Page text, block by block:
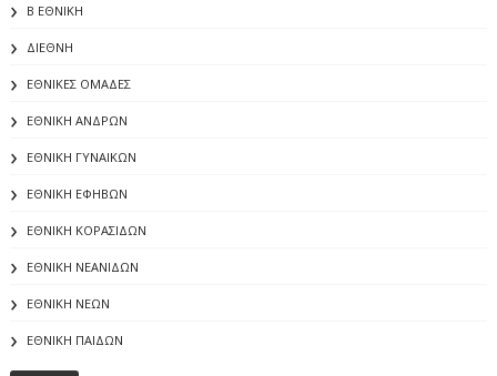
Β ΕΘΝΙΚΗ
ΔΙΕΘΝΗ
ΕΘΝΙΚΕΣ ΟΜΑΔΕΣ
ΕΘΝΙΚΗ ΑΝΔΡΩΝ
ΕΘΝΙΚΗ ΓΥΝΑΙΚΩΝ
ΕΘΝΙΚΗ ΕΦΗΒΩΝ
ΕΘΝΙΚΗ ΚΟΡΑΣΙΔΩΝ
ΕΘΝΙΚΗ ΝΕΑΝΙΔΩΝ
ΕΘΝΙΚΗ ΝΕΩΝ
ΕΘΝΙΚΗ ΠΑΙΔΩΝ